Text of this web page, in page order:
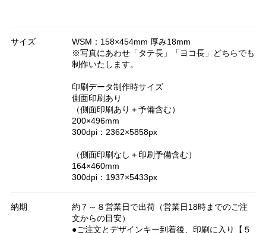
サイズ
WSM：158×454mm 厚み18mm
※写真にあわせ「タテ長」「ヨコ長」どちらでも
制作いたします。
印刷データ制作時サイズ
側面印刷あり
（側面印刷あり＋予備含む）
200×496mm
300dpi：2362×5858px
（側面印刷なし＋印刷予備含む）
164×460mm
300dpi：1937×5433px
納期
約７～８営業日で出荷（営業日18時までのご注
文からの目安）
●ご注文とデザインキー到着後、印刷に入り【５